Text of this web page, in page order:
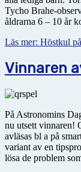
Tycho Brahe-
åldrarna 6 – 10 år
Läs mer: Höstkul
Vinnaren
På Astronomins
nu utsett vinnaren!
avläsas bl a på
variant av en
lösa de problem